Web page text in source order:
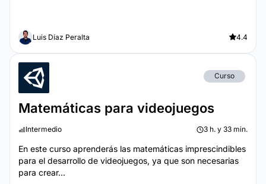
Luis Díaz Peralta 4.4
Curso
Matemáticas para videojuegos
Intermedio 3 h. y 33 min.
En este curso aprenderás las matemáticas imprescindibles
para el desarrollo de videojuegos, ya que son necesarias
para crear...